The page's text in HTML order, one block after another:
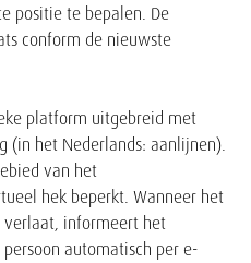
positie te bepalen. De
conform de nieuwste
platform uitgebreid met
(in het Nederlands: aanlijnen).
van het
hek beperkt. Wanneer het
verlaat, informeert het
automatisch per e-